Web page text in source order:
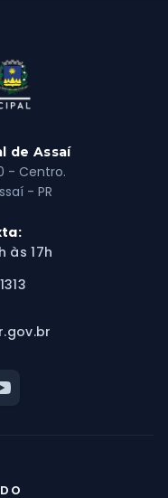
de Assaí
- Centro.
- PR
às 17h